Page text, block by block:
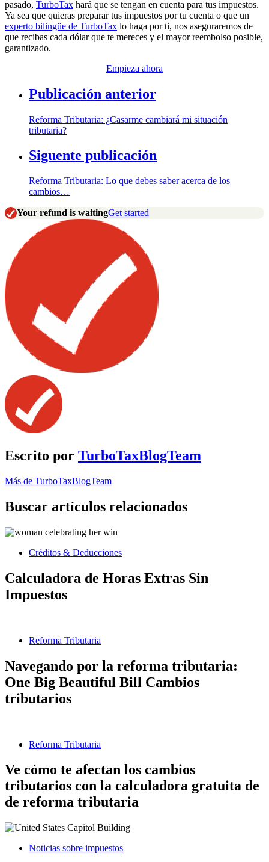
pasado, TurboTax hará que se tengan en cuenta para tus impuestos.
Ya sea que quieras preparar tus impuestos por tu cuenta o que un
experto bilingüe de TurboTax lo haga por ti, nos aseguraremos de
que recibas cada dólar que te mereces y el mayor reembolso posible,
garantizado.
Empieza ahora
Publicación anterior
Reforma Tributaria: ¿Casarme cambiará mi situación
tributaria?
Siguente publicación
Reforma Tributaria: Lo que debes saber acerca de los
cambios…
Your refund is waitingGet started
Escrito por TurboTaxBlogTeam
Más de TurboTaxBlogTeam
Buscar artículos relacionados
Créditos & Deducciones
Calculadora de Horas Extras Sin
Impuestos
Reforma Tributaria
Navegando por la reforma tributaria:
One Big Beautiful Bill Cambios
tributarios
Reforma Tributaria
Ve cómo te afectan los cambios
tributarios con la calculadora gratuita de
de reforma tributaria
Noticias sobre impuestos